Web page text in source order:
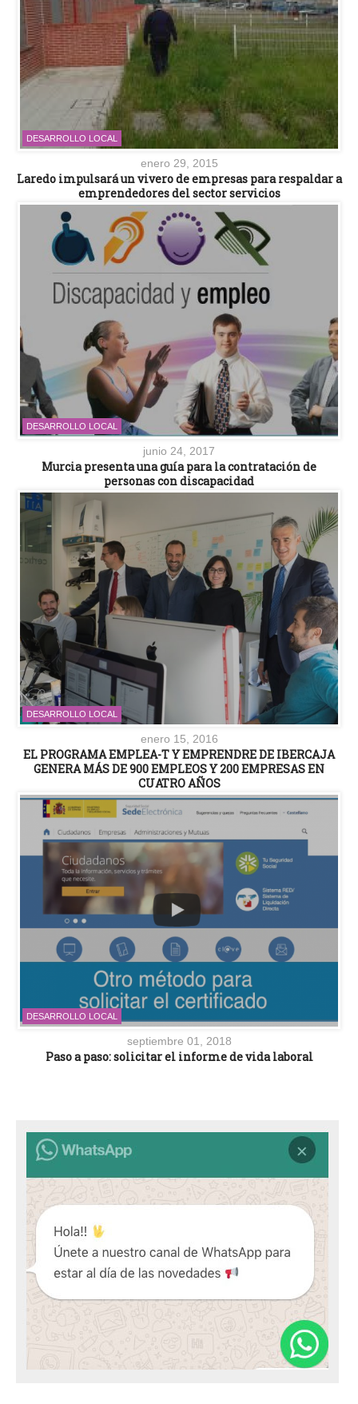
DESARROLLO LOCAL
enero 29, 2015
Laredo impulsará un vivero de empresas para respaldar a
emprendedores del sector servicios
DESARROLLO LOCAL
junio 24, 2017
Murcia presenta una guía para la contratación de
personas con discapacidad
DESARROLLO LOCAL
enero 15, 2016
EL PROGRAMA EMPLEA-T Y EMPRENDRE DE IBERCAJA
GENERA MÁS DE 900 EMPLEOS Y 200 EMPRESAS EN
CUATRO AÑOS
DESARROLLO LOCAL
septiembre 01, 2018
Paso a paso: solicitar el informe de vida laboral